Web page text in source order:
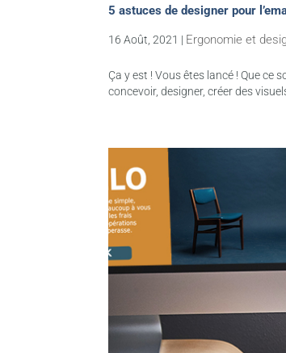
5 astuces de designer pour
16 Août, 2021 | Ergonomie et
Ça y est ! Vous êtes lancé ! Que
concevoir, designer, créer des